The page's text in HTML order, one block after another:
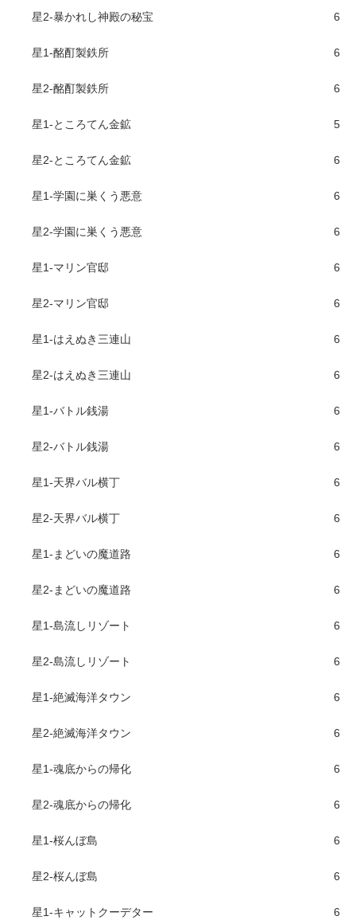
星2-暴かれし神殿の秘宝 6
星1-酩酊製鉄所 6
星2-酩酊製鉄所 6
星1-ところてん金鉱 5
星2-ところてん金鉱 6
星1-学園に巣くう悪意 6
星2-学園に巣くう悪意 6
星1-マリン官邸 6
星2-マリン官邸 6
星1-はえぬき三連山 6
星2-はえぬき三連山 6
星1-バトル銭湯 6
星2-バトル銭湯 6
星1-天界バル横丁 6
星2-天界バル横丁 6
星1-まどいの魔道路 6
星2-まどいの魔道路 6
星1-島流しリゾート 6
星2-島流しリゾート 6
星1-絶滅海洋タウン 6
星2-絶滅海洋タウン 6
星1-魂底からの帰化 6
星2-魂底からの帰化 6
星1-桜んぼ島 6
星2-桜んぼ島 6
星1-キャットクーデター 6